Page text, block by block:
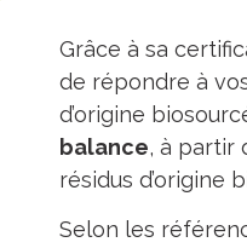
Grâce à sa
de répondre à
d’origine
balance, à partir
résidus d’origine
Selon les